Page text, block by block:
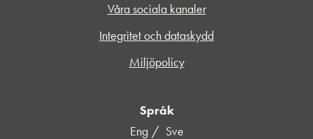
Våra sociala kanaler
Integritet och dataskydd
Miljöpolicy
Språk
Eng
Sve